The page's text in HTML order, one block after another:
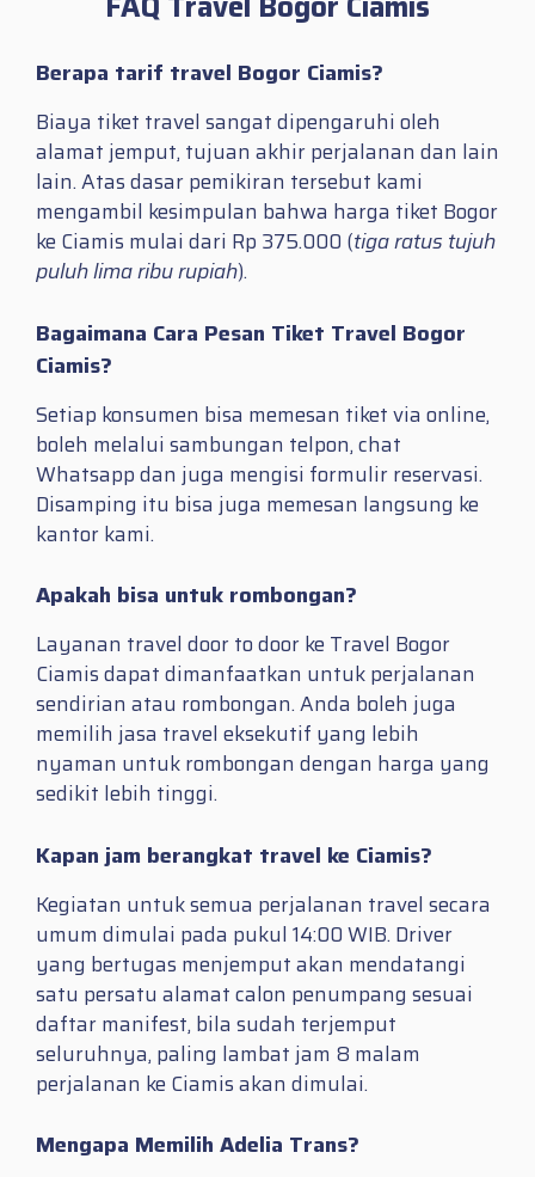
Berapa tarif travel Bogor Ciamis?
Biaya tiket travel sangat dipengaruhi oleh
alamat jemput, tujuan akhir perjalanan dan lain
lain. Atas dasar pemikiran tersebut kami
mengambil kesimpulan bahwa harga tiket Bogor
ke Ciamis mulai dari Rp 375.000 (tiga ratus tujuh
puluh lima ribu rupiah).
Bagaimana Cara Pesan Tiket Travel Bogor
Ciamis?
Setiap konsumen bisa memesan tiket via online,
boleh melalui sambungan telpon, chat
Whatsapp dan juga mengisi formulir reservasi.
Disamping itu bisa juga memesan langsung ke
kantor kami.
Apakah bisa untuk rombongan?
Layanan travel door to door ke Travel Bogor
Ciamis dapat dimanfaatkan untuk perjalanan
sendirian atau rombongan. Anda boleh juga
memilih jasa travel eksekutif yang lebih
nyaman untuk rombongan dengan harga yang
sedikit lebih tinggi.
Kapan jam berangkat travel ke Ciamis?
Kegiatan untuk semua perjalanan travel secara
umum dimulai pada pukul 14:00 WIB. Driver
yang bertugas menjemput akan mendatangi
satu persatu alamat calon penumpang sesuai
daftar manifest, bila sudah terjemput
seluruhnya, paling lambat jam 8 malam
perjalanan ke Ciamis akan dimulai.
Mengapa Memilih Adelia Trans?